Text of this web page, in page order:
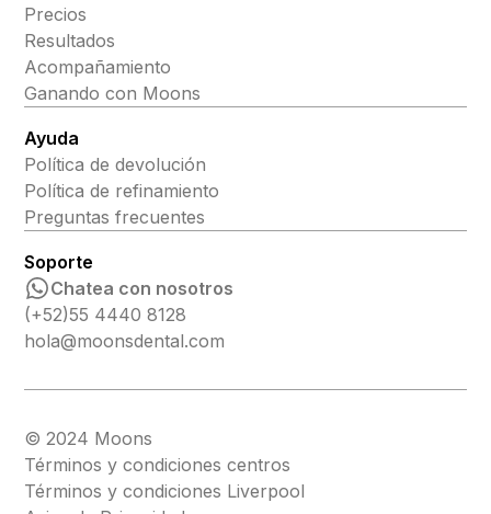
Precios
Resultados
Acompañamiento
Ganando con Moons
Ayuda
Política de devolución
Política de refinamiento
Preguntas frecuentes
Soporte
Chatea con nosotros
(+52)55 4440 8128
hola@moonsdental.com
© 2024 Moons
Términos y condiciones centros
Términos y condiciones Liverpool